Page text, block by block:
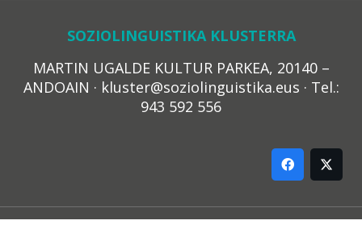
SOZIOLINGUISTIKA KLUSTERRA
MARTIN UGALDE KULTUR PARKEA, 20140 –
ANDOAIN · kluster@soziolinguistika.eus · Tel.:
943 592 556